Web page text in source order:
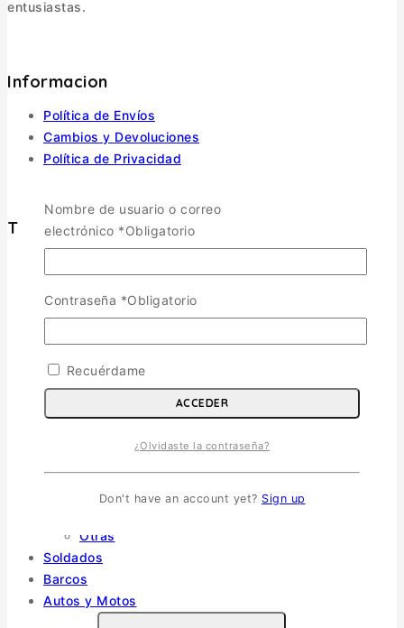
entusiastas.
Informacion
Política de Envíos
Cambios y Devoluciones
Política de Privacidad
Tienda
Aviones TOGGLE CHILD MENU
Escala 1/32
Helicópteros
Escala 1/35
Otras
Soldados
Barcos
Autos y Motos
Nombre de usuario o correo
electrónico *Obligatorio
Contraseña *Obligatorio
Recuérdame
ACCEDER
¿Olvidaste la contraseña?
Don't have an account yet? Sign up